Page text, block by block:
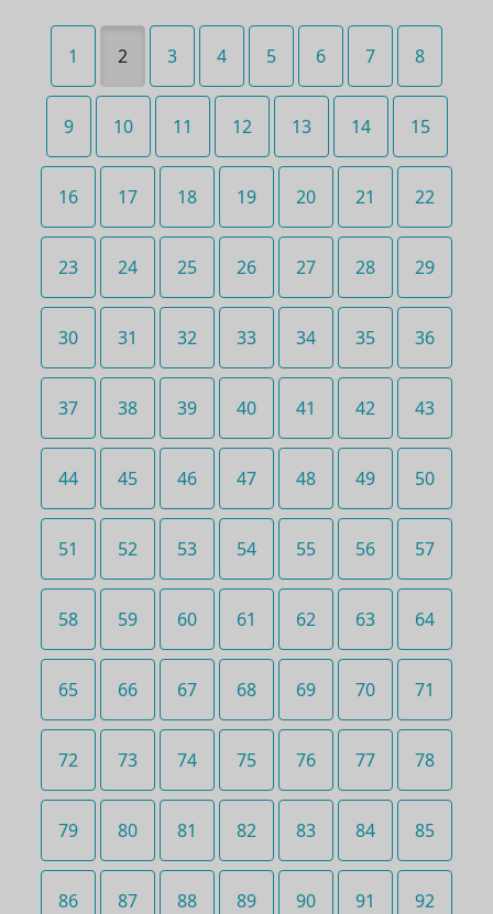
1 2 3 4 5 6 7 8
9 10 11 12 13 14 15
16 17 18 19 20 21 22
23 24 25 26 27 28 29
30 31 32 33 34 35 36
37 38 39 40 41 42 43
44 45 46 47 48 49 50
51 52 53 54 55 56 57
58 59 60 61 62 63 64
65 66 67 68 69 70 71
72 73 74 75 76 77 78
79 80 81 82 83 84 85
86 87 88 89 90 91 92